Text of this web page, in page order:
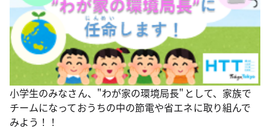
小学生のみなさん、"わが家の環境局長"として、家族で
チームになっておうちの中の節電や省エネに取り組んで
みよう！！